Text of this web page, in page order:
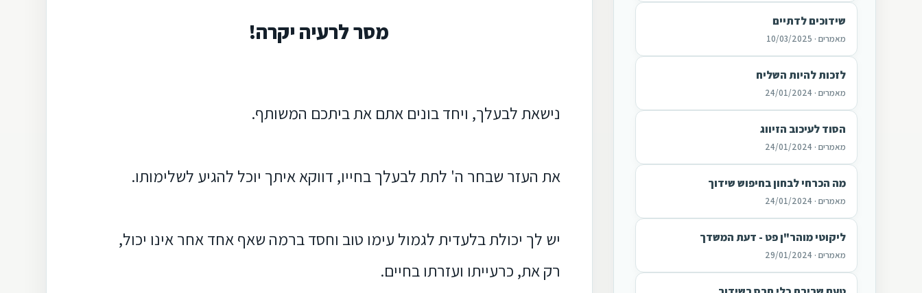
שידוכים לדתיים
מאמרים · 10/03/2025
לזכות להיות השליח
מאמרים · 24/01/2024
הסוד לעיכוב הזיווג
מאמרים · 24/01/2024
מה הכרחי לבחון בחיפוש שידוך
מאמרים · 24/01/2024
ליקוטי מוהר"ן פט - דעת המשדך
מאמרים · 29/01/2024
מסר לרעיה יקרה!
נישאת לבעלך, ויחד בונים אתם את ביתכם המשותף.
את העזר שבחר ה' לתת לבעלך בחייו, דווקא איתך יוכל להגיע לשלימותו.
יש לך יכולת בלעדית לגמול עימו טוב וחסד ברמה שאף אחד אחר אינו יכול,
רק את, כרעייתו ועזרתו בחיים.